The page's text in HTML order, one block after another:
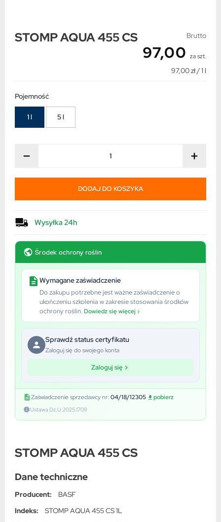
STOMP AQUA 455 CS
Dane techniczne
Producent:
BASF
Indeks:
STOMP AQUA 455 CS 1L
STOMP AQUA 455 CS Brutto
97,00 za szt.
97,00 zł / 1 l
Pojemność
1 l 5 l
− +
DODAJ DO KOSZYKA
Wysyłka 24h
Środek ochrony roślin
Wymagane zaświadczenie
Do zakupu potrzebne jest ważne zaświadczenie o
ukończeniu szkolenia w zakresie stosowania środków
ochrony roślin.Dowiedz się więcej ›
Sprawdź status certyfikatu
Zaloguj się do swojego konta
Zaloguj się
Zaświadczenie sprzedawcy nr: 04/18/12305 pobierz
Ustawa Dz.U.2025.1709